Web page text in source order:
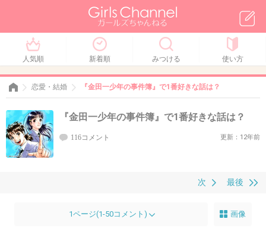
人気順 新着順 みつける 使い方
恋愛・結婚 『金田一少年の事件簿』で1番好きな話は？
『金田一少年の事件簿』で1番好きな話は？
116コメント 更新：12年前
最後
次
1ページ(1-50コメント) 画像